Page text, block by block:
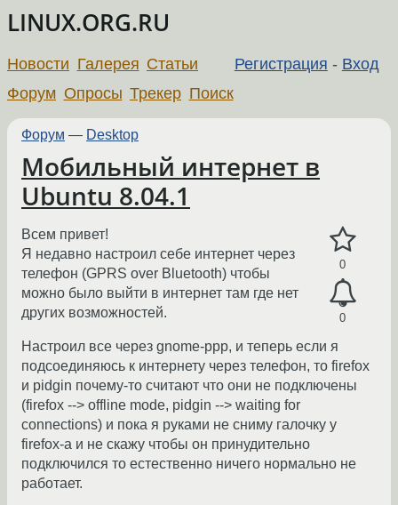
LINUX.ORG.RU
Регистрация - Вход
Новости Галерея Статьи
Форум Опросы Трекер Поиск
Форум — Desktop
Мобильный интернет в
Ubuntu 8.04.1
0
0
Всем привет!
Я недавно настроил себе интернет через
телефон (GPRS over Bluetooth) чтобы
можно было выйти в интернет там где нет
других возможностей.
Настроил все через gnome-ppp, и теперь если я
подсоединяюсь к интернету через телефон, то firefox
и pidgin почему-то считают что они не подключены
(firefox --> offline mode, pidgin --> waiting for
connections) и пока я руками не сниму галочку у
firefox-а и не скажу чтобы он принудительно
подключился то естественно ничего нормально не
работает.